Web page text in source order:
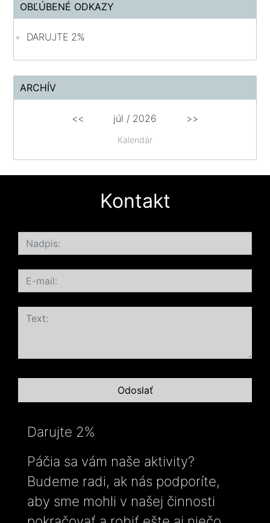
OBĽÚBENÉ ODKAZY
DARUJTE 2%
ARCHÍV
Kalendár
<< júl / 2026 >>
Kontakt
Darujte 2%
Páčia sa vám naše aktivity?
Budeme radi, ak nás podporíte,
aby sme mohli v našej činnosti